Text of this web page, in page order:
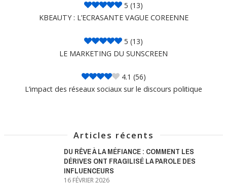
5 (13)
KBEAUTY : L’ECRASANTE VAGUE COREENNE
5 (13)
LE MARKETING DU SUNSCREEN
4.1 (56)
L’impact des réseaux sociaux sur le discours politique
Articles récents
DU RÊVE À LA MÉFIANCE : COMMENT LES
DÉRIVES ONT FRAGILISÉ LA PAROLE DES
INFLUENCEURS
16 FÉVRIER 2026